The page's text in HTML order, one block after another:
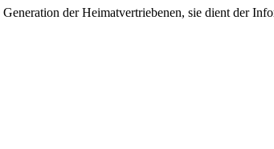
der Heimatvertriebenen, sie dient der